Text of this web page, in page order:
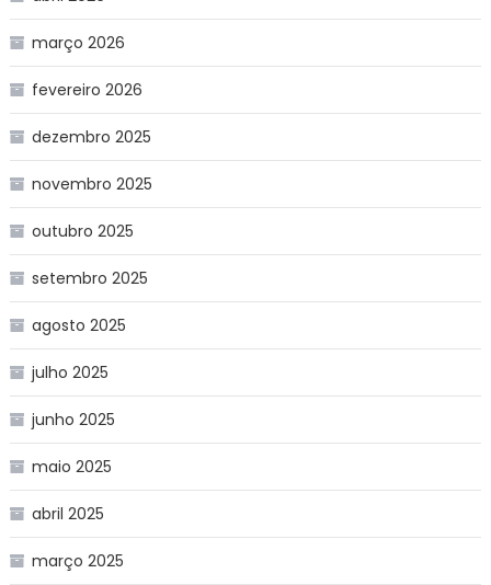
março 2026
fevereiro 2026
dezembro 2025
novembro 2025
outubro 2025
setembro 2025
agosto 2025
julho 2025
junho 2025
maio 2025
abril 2025
março 2025